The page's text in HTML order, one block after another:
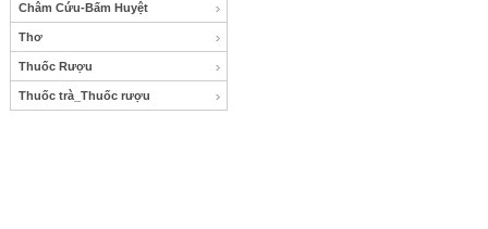
Châm Cứu-Bấm Huyệt
Thơ
Thuốc Rượu
Thuốc trà_Thuốc rượu